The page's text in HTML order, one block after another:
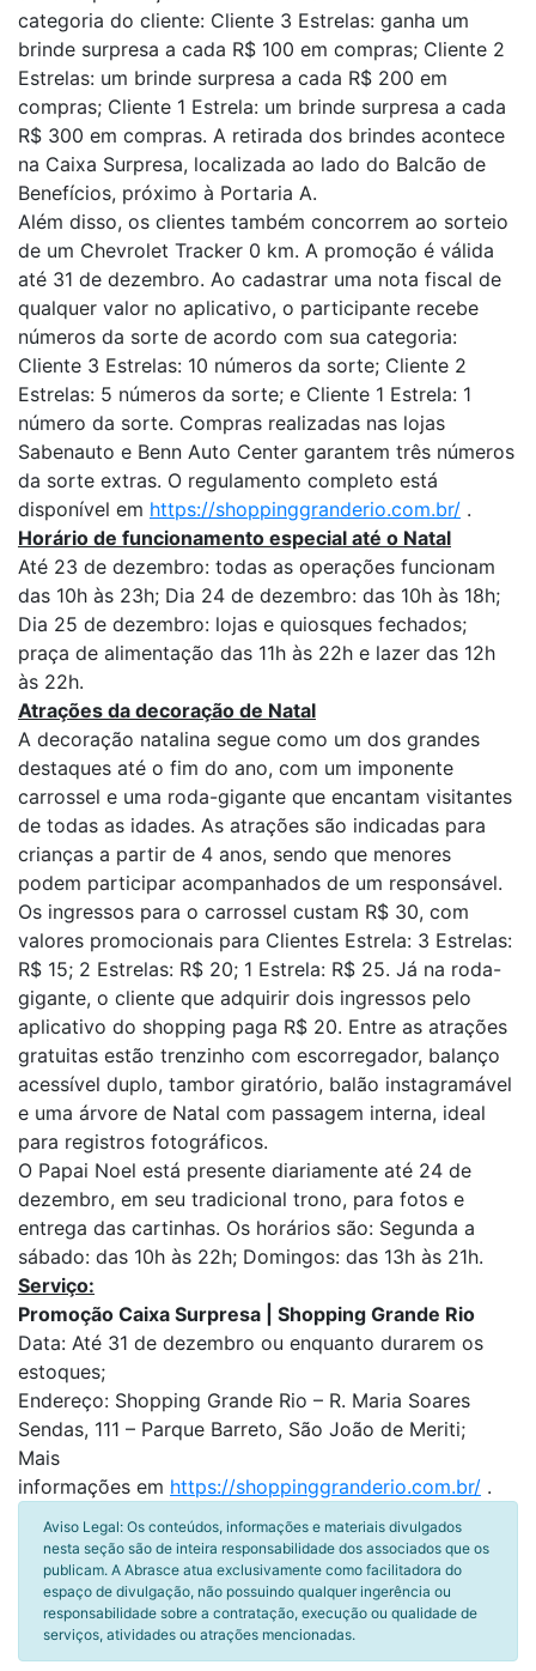
categoria do cliente: Cliente 3 Estrelas: ganha um
brinde surpresa a cada R$ 100 em compras; Cliente 2
Estrelas: um brinde surpresa a cada R$ 200 em
compras; Cliente 1 Estrela: um brinde surpresa a cada
R$ 300 em compras. A retirada dos brindes acontece
na Caixa Surpresa, localizada ao lado do Balcão de
Benefícios, próximo à Portaria A.
Além disso, os clientes também concorrem ao sorteio
de um Chevrolet Tracker 0 km. A promoção é válida
até 31 de dezembro. Ao cadastrar uma nota fiscal de
qualquer valor no aplicativo, o participante recebe
números da sorte de acordo com sua categoria:
Cliente 3 Estrelas: 10 números da sorte; Cliente 2
Estrelas: 5 números da sorte; e Cliente 1 Estrela: 1
número da sorte. Compras realizadas nas lojas
Sabenauto e Benn Auto Center garantem três números
da sorte extras. O regulamento completo está
disponível em https://shoppinggranderio.com.br/ .
Horário de funcionamento especial até o Natal
Até 23 de dezembro: todas as operações funcionam
das 10h às 23h; Dia 24 de dezembro: das 10h às 18h;
Dia 25 de dezembro: lojas e quiosques fechados;
praça de alimentação das 11h às 22h e lazer das 12h
às 22h.
Atrações da decoração de Natal
A decoração natalina segue como um dos grandes
destaques até o fim do ano, com um imponente
carrossel e uma roda-gigante que encantam visitantes
de todas as idades. As atrações são indicadas para
crianças a partir de 4 anos, sendo que menores
podem participar acompanhados de um responsável.
Os ingressos para o carrossel custam R$ 30, com
valores promocionais para Clientes Estrela: 3 Estrelas:
R$ 15; 2 Estrelas: R$ 20; 1 Estrela: R$ 25. Já na roda-
gigante, o cliente que adquirir dois ingressos pelo
aplicativo do shopping paga R$ 20. Entre as atrações
gratuitas estão trenzinho com escorregador, balanço
acessível duplo, tambor giratório, balão instagramável
e uma árvore de Natal com passagem interna, ideal
para registros fotográficos.
O Papai Noel está presente diariamente até 24 de
dezembro, em seu tradicional trono, para fotos e
entrega das cartinhas. Os horários são: Segunda a
sábado: das 10h às 22h; Domingos: das 13h às 21h.
Serviço:
Promoção Caixa Surpresa | Shopping Grande Rio
Data: Até 31 de dezembro ou enquanto durarem os
estoques;
Endereço: Shopping Grande Rio – R. Maria Soares
Sendas, 111 – Parque Barreto, São João de Meriti;
Mais
informações em https://shoppinggranderio.com.br/ .
Aviso Legal: Os conteúdos, informações e materiais divulgados
nesta seção são de inteira responsabilidade dos associados que os
publicam. A Abrasce atua exclusivamente como facilitadora do
espaço de divulgação, não possuindo qualquer ingerência ou
responsabilidade sobre a contratação, execução ou qualidade de
serviços, atividades ou atrações mencionadas.